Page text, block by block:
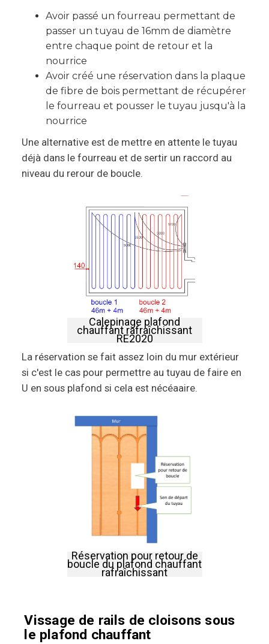
Avoir passé un fourreau permettant de
passer un tuyau de 16mm de diamètre
entre chaque point de retour et la
nourrice
Avoir créé une réservation dans la plaque
de fibre de bois permettant de récupérer
le fourreau et pousser le tuyau jusqu'à la
nourrice
Une alternative est de mettre en attente le tuyau
déjà dans le fourreau et de sertir un raccord au
niveau du rerour de boucle.
Calepinage plafond
chauffant rafraîchissant
RE2020
La réservation se fait assez loin du mur extérieur
si c'est le cas pour permettre au tuyau de faire en
U en sous plafond si cela est nécéaaire.
Réservation pour retour de
boucle du plafond chauffant
rafraîchissant
Vissage de rails de cloisons sous
le plafond chauffant